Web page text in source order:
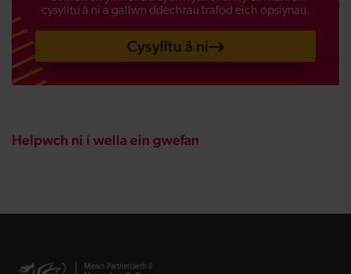
cysylltu â ni a gallwn ddechrau trafod eich opsiynau.
Cysylltu â ni
Helpwch ni i wella ein gwefan